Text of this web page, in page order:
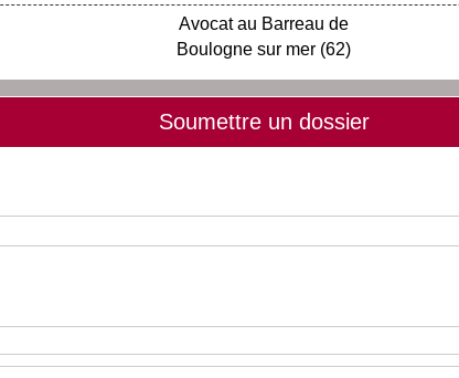
Avocat au Barreau de
Boulogne sur mer (62)
Soumettre un dossier